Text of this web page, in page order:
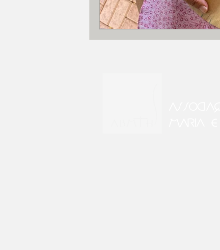
Educandário N. Senhora do